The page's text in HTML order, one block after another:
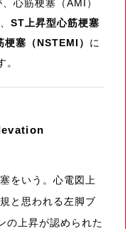
心筋梗塞（AMI）
ST上昇型心筋梗塞
塞（NSTEMI） に
。
をいう。心電図上
と思われる左脚ブ
の上昇が認められた